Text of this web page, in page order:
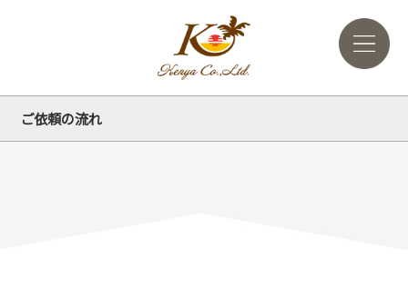
ご依頼の流れ